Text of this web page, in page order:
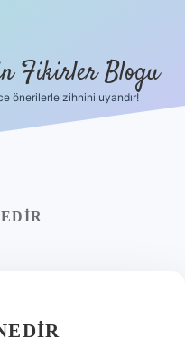
Fikirler Blogu
önerilerle zihnini uyandır!